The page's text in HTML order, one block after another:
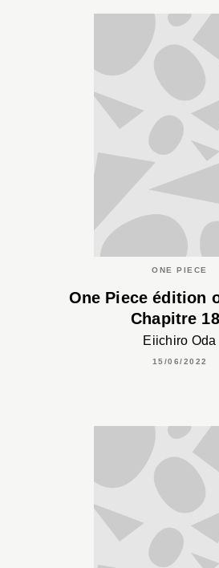
ONE PIECE
One Piece édition
Chapitre
Eiichiro Oda
15/06/2022